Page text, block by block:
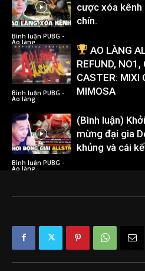
Bình luận PUBG -
Ao làng
cược xóa
chín.
Bình luận PUBG -
Ao làng
AO LÀNG
REFUND,
CASTER: MIXI
MIMOSA
Bình luận PUBG -
Ao làng
(Bình luận)
mừng đại gia
khủng và cái